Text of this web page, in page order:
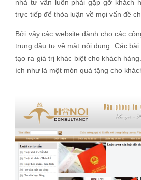
nhà tư vấn luôn phải gặp gỡ khách
trực tiếp để thỏa luận về mọi vấn đề
Bởi vậy các website dành cho các
trung đầu tư về mặt nội dung. Các
tạo ra giá trị khác biệt cho khách
ích như là một món quà tặng cho